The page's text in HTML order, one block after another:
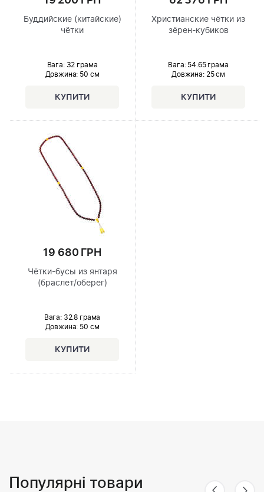
Буддийские (китайские)
чётки
Вага: 32 грама
Довжина: 50 см
Христианские чётки из
зёрен-кубиков
Вага: 54.65 грама
Довжина:25 см
19 680 ГРН
Чётки-бусы из янтаря
(браслет/оберег)
Вага: 32.8 грама
Довжина: 50 см
Популярні товари